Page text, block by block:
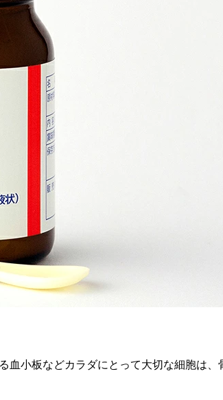
血小板などカラダにとって大切な細胞は、